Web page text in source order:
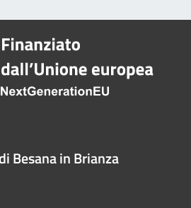
Besana in Brianza